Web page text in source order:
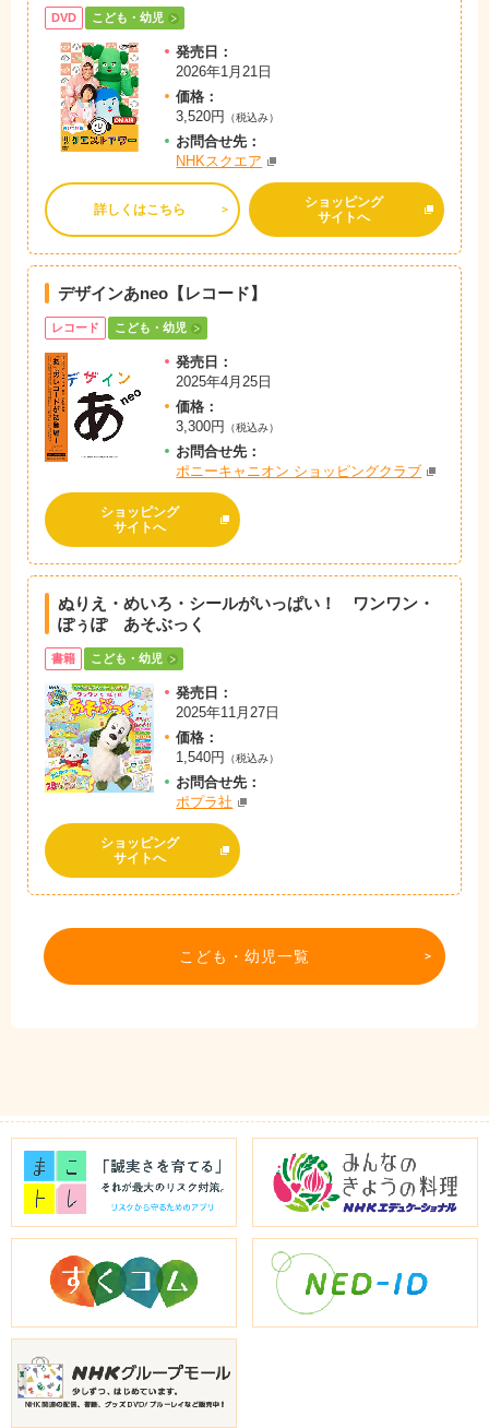
DVD こども・幼児
発売日：
2026年1月21日
価格：
3,520円
（税込み）
お問合せ先：
NHKスクエア
詳しくはこちら
ショッピング
サイトへ
デザインあneo【レコード】
レコード こども・幼児
発売日：
2025年4月25日
価格：
3,300円
（税込み）
お問合せ先：
ポニーキャニオン ショッピングクラブ
ショッピング
サイトへ
ぬりえ・めいろ・シールがいっぱい！ ワンワン・
ぽぅぽ あそぶっく
書籍 こども・幼児
発売日：
2025年11月27日
価格：
1,540円
（税込み）
お問合せ先：
ポプラ社
ショッピング
サイトへ
こども・幼児一覧